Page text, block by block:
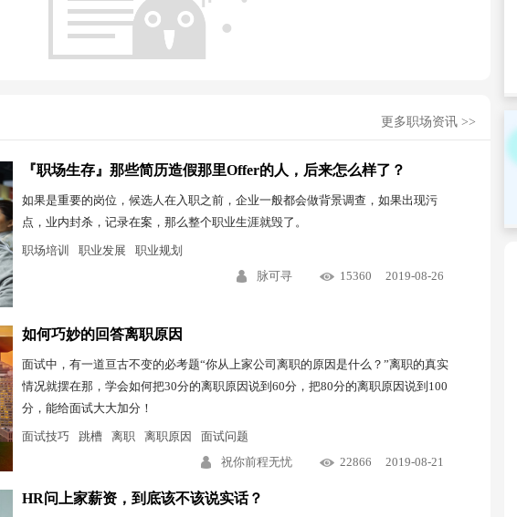
更多职场资讯 >>
『职场生存』那些简历造假那里Offer的人，后来怎么样了？
如果是重要的岗位，候选人在入职之前，企业一般都会做背景调查，如果出现污
点，业内封杀，记录在案，那么整个职业生涯就毁了。
职场培训 职业发展
职业规划
脉可寻
15360 2019-08-26
如何巧妙的回答离职原因
面试中，有一道亘古不变的必考题“你从上家公司离职的原因是什么？”离职的真实
情况就摆在那，学会如何把30分的离职原因说到60分，把80分的离职原因说到100
分，能给面试大大加分！
面试技巧 跳槽 离职 离职原因
面试问题
祝你前程无忧
22866 2019-08-21
HR问上家薪资，到底该不该说实话？